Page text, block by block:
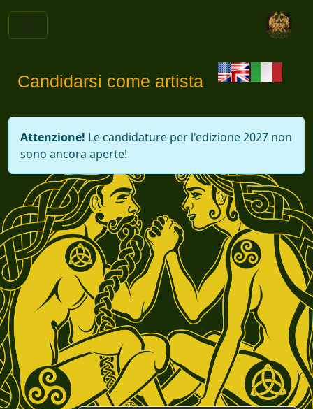
Candidarsi come artista
Attenzione! Le candidature per l'edizione 2027 non
sono ancora aperte!